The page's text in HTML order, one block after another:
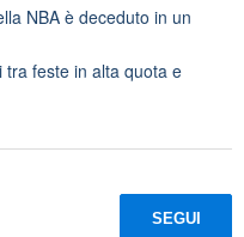
NBA è deceduto in un
tra feste in alta quota e
SEGUI